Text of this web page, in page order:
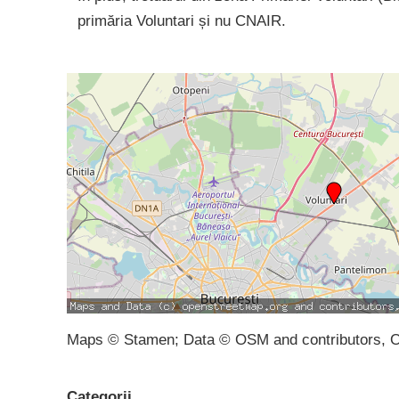
primăria Voluntari și nu CNAIR.
Maps © Stamen; Data © OSM and contributors,